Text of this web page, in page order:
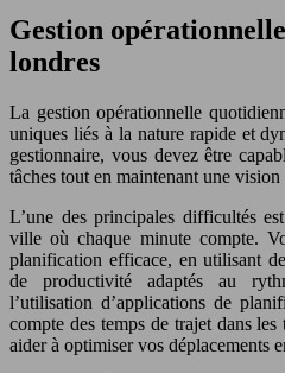
Gestion
londres
La gestion opérationnelle
uniques liés à la nature rapide et
gestionnaire, vous devez être
tâches tout en maintenant une
L’une des principales difficultés
ville où chaque minute compte.
planification efficace, en utilisant
de productivité adaptés au
l’utilisation d’applications de
compte des temps de trajet dans
aider à optimiser vos déplacements